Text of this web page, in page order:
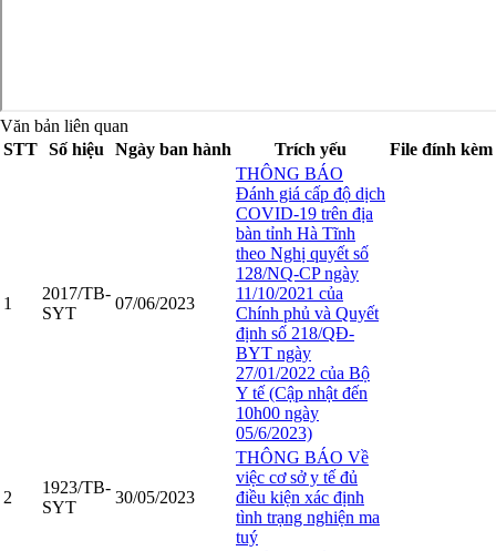
Văn bản liên quan
STT Số hiệu Ngày ban hành Trích yếu File đính kèm
1
2017/TB-
SYT
07/06/2023
THÔNG BÁO
Đánh giá cấp độ dịch
COVID-19 trên địa
bàn tỉnh Hà Tĩnh
theo Nghị quyết số
128/NQ-CP ngày
11/10/2021 của
Chính phủ và Quyết
định số 218/QĐ-
BYT ngày
27/01/2022 của Bộ
Y tế (Cập nhật đến
10h00 ngày
05/6/2023)
2
1923/TB-
SYT
30/05/2023
THÔNG BÁO Về
việc cơ sở y tế đủ
điều kiện xác định
tình trạng nghiện ma
tuý